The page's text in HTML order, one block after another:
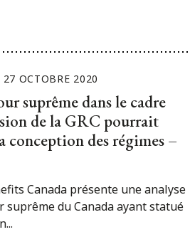
27 OCTOBRE 2020
suprême dans le cadre
de la GRC pourrait
des régimes –
Canada présente une analyse
suprême du Canada ayant statué